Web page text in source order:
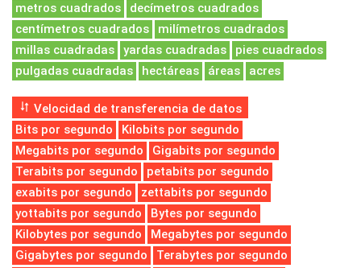
metros cuadrados
decímetros cuadrados
centímetros cuadrados
milímetros cuadrados
millas cuadradas
yardas cuadradas
pies cuadrados
pulgadas cuadradas
hectáreas áreas acres
Velocidad de transferencia de datos
Bits por segundo
Kilobits por segundo
Megabits por segundo
Gigabits por segundo
Terabits por segundo
petabits por segundo
exabits por segundo
zettabits por segundo
yottabits por segundo
Bytes por segundo
Kilobytes por segundo
Megabytes por segundo
Gigabytes por segundo
Terabytes por segundo